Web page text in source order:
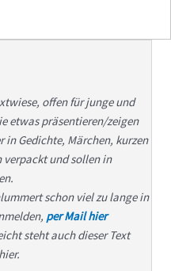
offen für junge und
etwas präsentieren/zeigen
Gedichte, Märchen, kurzen
verpackt und sollen in
schon viel zu lange in
per Mail hier
steht auch dieser Text